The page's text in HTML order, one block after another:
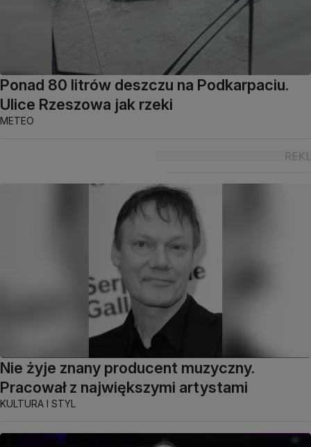
Ponad 80 litrów deszczu na Podkarpaciu.
Ulice Rzeszowa jak rzeki
METEO
Nie żyje znany producent muzyczny.
Pracował z największymi artystami
KULTURA I STYL